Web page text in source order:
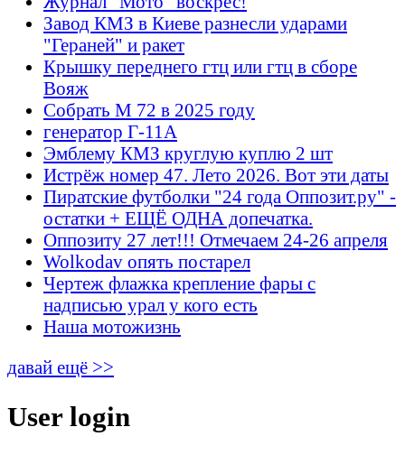
Завод КМЗ в Киеве разнесли ударами
"Гераней" и ракет
Крышку переднего гтц или гтц в сборе
Вояж
Собрать М 72 в 2025 году
генератор Г-11А
Эмблему КМЗ круглую куплю 2 шт
Истрёж номер 47. Лето 2026. Вот эти даты
Пиратские футболки "24 года Оппозит.ру" -
остатки + ЕЩЁ ОДНА допечатка.
Оппозиту 27 лет!!! Отмечаем 24-26 апреля
Wolkodav опять постарел
Чертеж флажка крепление фары с
надписью урал у кого есть
Наша мотожизнь
давай ещё >>
User login